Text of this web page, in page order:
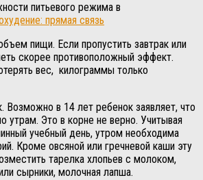
питьевого режима в
прямая связь
пищи. Если пропустить завтрак или
скорее противоположный эффект.
вес, килограммы только
Возможно в 14 лет ребенок заявляет, что
утрам. Это в корне не верно. Учитывая
учебный день, утром необходима
Кроме овсяной или гречневой каши эту
тарелка хлопьев с молоком,
сырники, молочная лапша.